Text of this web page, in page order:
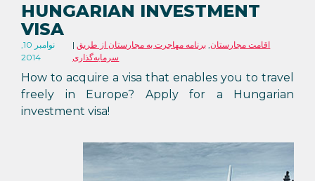
HUNGARIAN INVESTMENT
VISA
نوامبر 10,
2014
اقامت مجارستان, برنامه مهاجرت به مجارستان از طریق
سرمایه‌گذاری
How to acquire a visa that enables you to travel
freely in Europe? Apply for a Hungarian
investment visa!